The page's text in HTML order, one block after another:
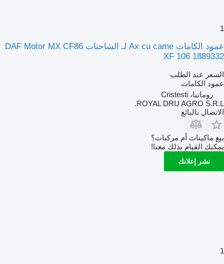
1
عمود الكامات Ax cu came لـ الشاحنات DAF Motor MX CF86
XF 106 1889332
السعر عند الطلب
عمود الكامات
رومانيا، Cristesti
ROYAL DRU AGRO S.R.L.
الاتصال بالبائع
بيع ماكينات أم مركبات؟
يمكنك القيام بذلك معنا!
نشر إعلانك
1